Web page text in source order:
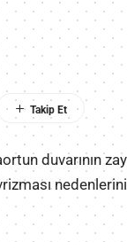
duvarının